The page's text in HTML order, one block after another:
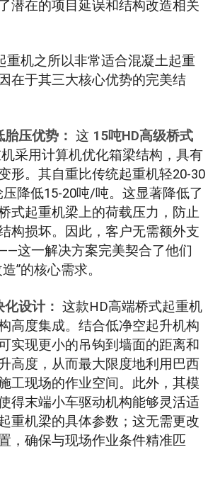
潜在的项目延误和结构改造相关
重机之所以非常适合混凝土起重
在于其三大核心优势的完美结
压优势： 这 15吨HD高级桥式
采用计算机优化箱梁结构，具有
形。其自重比传统起重机轻20-30
降低15-20吨/吨。这显著降低了
式起重机梁上的荷载压力，防止
构损坏。因此，客户无需额外支
这一解决方案完美契合了他们
”的核心需求。
设计： 这款HD高端桥式起重机
高度集成。结合低净空起升机构
实现更小的吊钩到墙面的距离和
高度，从而最大限度地利用巴西
工现场的作业空间。此外，其模
得末端小车驱动机构能够灵活适
重机梁的具体参数；这无需更改
，确保与现场作业条件精准匹